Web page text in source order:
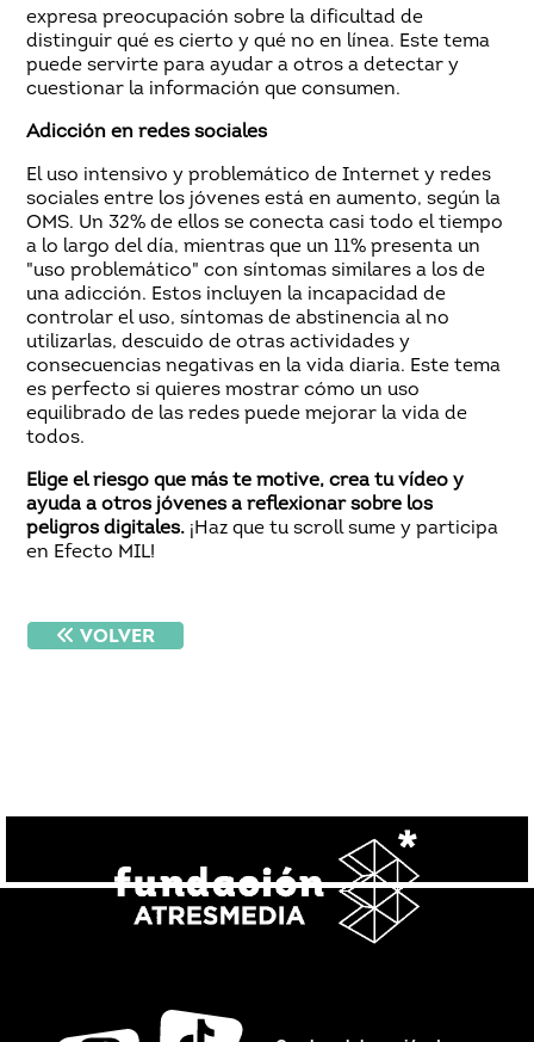
expresa preocupación sobre la dificultad de
distinguir qué es cierto y qué no en línea. Este tema
puede servirte para ayudar a otros a detectar y
cuestionar la información que consumen.
Adicción en redes sociales
El uso intensivo y problemático de Internet y redes
sociales entre los jóvenes está en aumento, según la
OMS. Un 32% de ellos se conecta casi todo el tiempo
a lo largo del día, mientras que un 11% presenta un
"uso problemático" con síntomas similares a los de
una adicción. Estos incluyen la incapacidad de
controlar el uso, síntomas de abstinencia al no
utilizarlas, descuido de otras actividades y
consecuencias negativas en la vida diaria. Este tema
es perfecto si quieres mostrar cómo un uso
equilibrado de las redes puede mejorar la vida de
todos.
Elige el riesgo que más te motive, crea tu vídeo y
ayuda a otros jóvenes a reflexionar sobre los
peligros digitales. ¡Haz que tu scroll sume y participa
en Efecto MIL!
VOLVER